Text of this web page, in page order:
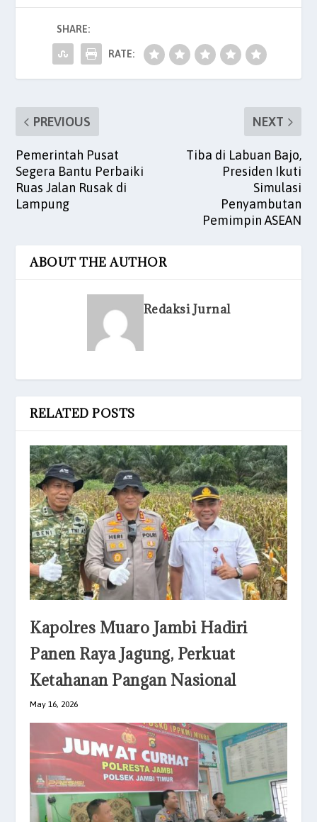
b
o
o
k
A
p
p
dI
n
t
SHARE:
RATE:
PREVIOUS
Pemerintah Pusat
Segera Bantu Perbaiki
Ruas Jalan Rusak di
Lampung
NEXT
Tiba di Labuan Bajo,
Presiden Ikuti
Simulasi
Penyambutan
Pemimpin ASEAN
ABOUT THE AUTHOR
Redaksi Jurnal
RELATED POSTS
Kapolres Muaro Jambi Hadiri
Panen Raya Jagung, Perkuat
Ketahanan Pangan Nasional
May 16, 2026